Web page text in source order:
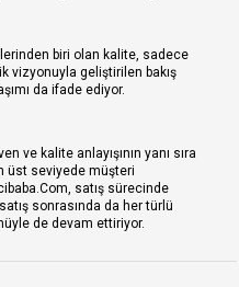
biri olan kalite, sadece
vizyonuyla geliştirilen bakış
da ifade ediyor.
ve kalite anlayışının yanı sıra
üst seviyede müşteri
satış sürecinde
sonrasında da her türlü
de devam ettiriyor.